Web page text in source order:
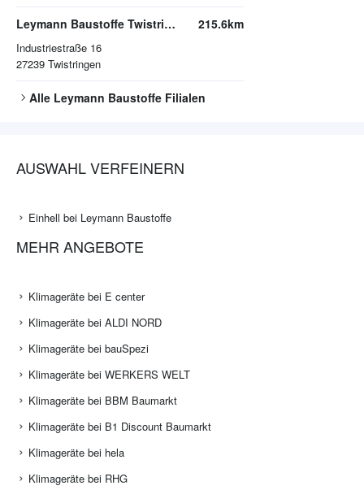
Leymann Baustoffe Twistringen
Industriestraße 16
27239 Twistringen
215.6km
Alle Leymann Baustoffe Filialen
AUSWAHL VERFEINERN
Einhell bei Leymann Baustoffe
MEHR ANGEBOTE
Klimageräte bei E center
Klimageräte bei ALDI NORD
Klimageräte bei bauSpezi
Klimageräte bei WERKERS WELT
Klimageräte bei BBM Baumarkt
Klimageräte bei B1 Discount Baumarkt
Klimageräte bei hela
Klimageräte bei RHG